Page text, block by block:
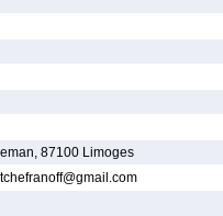
87100 Limoges